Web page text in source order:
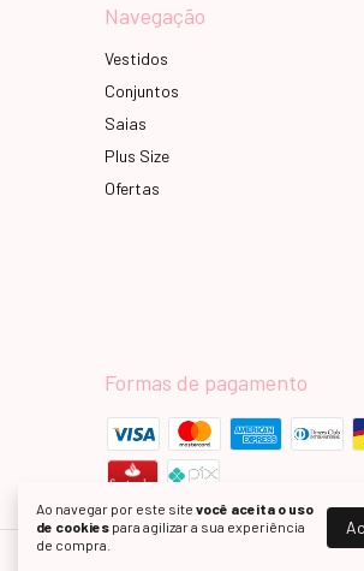
Ao navegar por este site você aceita o uso
de cookies para agilizar a sua experiência
de compra.
Navegação
Vestidos
Conjuntos
Saias
Plus Size
Ofertas
Formas de pagamento